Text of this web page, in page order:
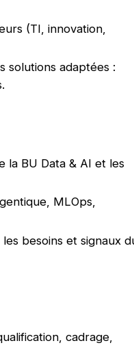
(TI, innovation,
solutions adaptées :
la BU Data & AI et les
MLOps,
besoins et signaux
cadrage,